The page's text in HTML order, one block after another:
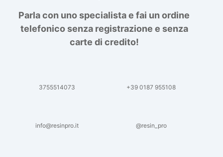
Parla con uno specialista e fai un ordine
telefonico senza registrazione e senza
carte di credito!
3755514073 +39 0187 955108
info@resinpro.it @resin_pro